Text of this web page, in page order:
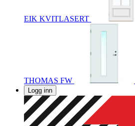
EIK KVITLASERT
THOMAS FW
Logg inn